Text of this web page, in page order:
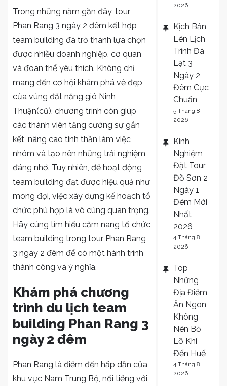
Nang
Tổ
Chức
Team
Building
Trong
Tour
Phan
Ngày
2
Đêm
Trong những năm gần đây, tour
Phan Rang 3 ngày 2 đêm kết hợp
team building đã trở thành lựa chọn
được nhiều doanh nghiệp, cơ quan
và đoàn thể yêu thích. Không chỉ
mang đến cơ hội khám phá vẻ đẹp
của vùng đất nắng gió Ninh
Thuận(cũ), chương trình còn giúp
các thành viên tăng cường sự gắn
kết, nâng cao tinh thần làm việc
nhóm và tạo nên những trải nghiệm
đáng nhớ. Tuy nhiên, để hoạt động
team building đạt được hiệu quả như
mong đợi, việc xây dựng kế hoạch tổ
chức phù hợp là vô cùng quan trọng.
Hãy cùng tìm hiểu cẩm nang tổ chức
team building trong tour Phan Rang
3 ngày 2 đêm để có một hành trình
thành công và ý nghĩa.
Khám phá chương
trình du lịch team
building Phan Rang 3
ngày 2 đêm
Phan Rang là điểm đến hấp dẫn của
khu vực Nam Trung Bộ, nổi tiếng với
2026
Kịch Bản
Lên Lịch
Trình Đà
Lạt 3
Ngày 2
Đêm Cực
Chuẩn
5 Tháng 8,
2026
Kinh
Nghiệm
Đặt Tour
Đồ Sơn 2
Ngày 1
Đêm Mới
Nhất
2026
4 Tháng 8,
2026
Top
Những
Địa Điểm
Ăn Ngon
Không
Nên Bỏ
Lỡ Khi
Đến Huế
4 Tháng 8,
2026